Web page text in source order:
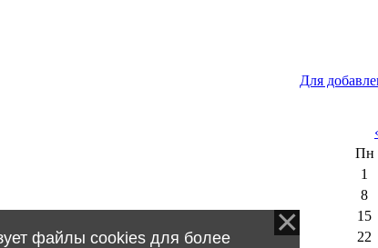
Для
Пн
1
8
15
22
файлы cookies для более